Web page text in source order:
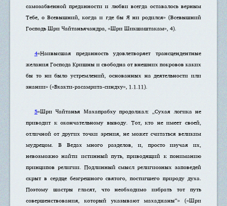
самозабвенной преданности и любви всегда оставалось верным
Тебе, о Всевышний, когда и где бы Я ни родился» (Всевышний
Господь Шри Чайтаньячандра, «Шри Шикшаштакам», 4).
4«Наивысшая преданность удовлетворяет трансцендентные
желания Господа Кришны и свободна от внешних покровов каких
бы то ни было устремлений, основанных на деятельности или
знании» («Бхакти-расамрита-синдху», 1.1.11).
5«Шри Чайтанья Махапрабху продолжал: „Сухая логика не
приводит к окончательному выводу. Тот, кто не имеет своей,
отличной от других точки зрения, не может считаться великим
мудрецом. В Ведах много разделов, и, просто изучая их,
невозможно найти истинный путь, приводящий к пониманию
принципов религии. Подлинный смысл религиозных заповедей
скрыт в сердце безгрешного святого, постигшего природу духа.
Поэтому шастры гласят, что необходимо избрать тот путь
совершенствования, который указывают махаджаны“» («Шри